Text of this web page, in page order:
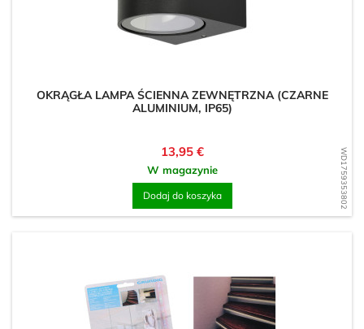
WD1759353802
OKRĄGŁA LAMPA ŚCIENNA ZEWNĘTRZNA (CZARNE
ALUMINIUM, IP65)
Cena
13,95 €
W magazynie
Dodaj do koszyka